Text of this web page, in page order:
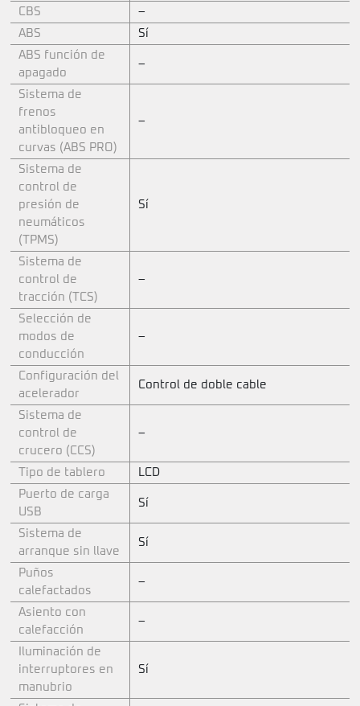
CBS
–
ABS
Sí
ABS función de
apagado
–
Sistema de
frenos
antibloqueo en
curvas (ABS PRO)
–
Sistema de
control de
presión de
neumáticos
(TPMS)
Sí
Sistema de
control de
tracción (TCS)
–
Selección de
modos de
conducción
–
Configuración del
acelerador
Control de doble cable
Sistema de
control de
crucero (CCS)
–
Tipo de tablero
LCD
Puerto de carga
USB
Sí
Sistema de
arranque sin llave
Sí
Puños
calefactados
–
Asiento con
calefacción
–
Iluminación de
interruptores en
manubrio
Sí